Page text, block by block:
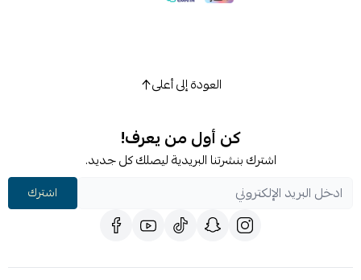
العودة إلى أعلى
كن أول من يعرف!
اشترك بنشرتنا البريدية ليصلك كل جديد.
اشترك